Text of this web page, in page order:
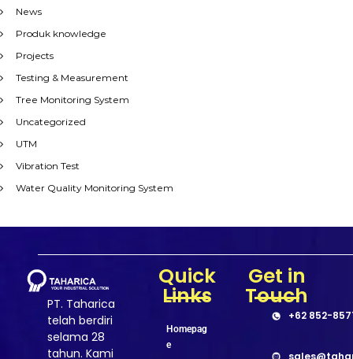
News
Produk knowledge
Projects
Testing & Measurement
Tree Monitoring System
Uncategorized
UTM
Vibration Test
Water Quality Monitoring System
PT. Taharica
telah berdiri
selama 28
tahun. Kami
Quick
Links
Homepag
e
Get in
Touch
+62 852-